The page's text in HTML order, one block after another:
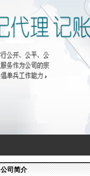
公司简介